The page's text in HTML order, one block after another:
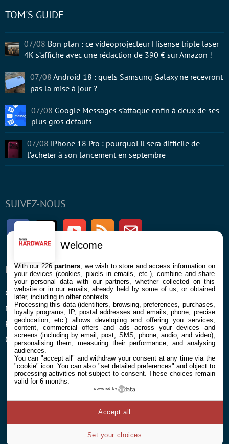
SUIVEZ-NOUS
FacebookTwitter Youtube RSS Newsletter
ENTREPRISE
Confidentialité et Cookies
Mentions légales et CGU
Préférences Cookies
Qui sommes nous
À PROPOS
Contact
TOM'S GUIDE
07/08 Bon plan : ce vidéoprojecteur Hisense triple laser
4K s’affiche avec une rédaction de 390 € sur Amazon !
07/08 Android 18 : quels Samsung Galaxy ne recevront
pas la mise à jour ?
07/08 Google Messages s’attaque enfin à deux de ses
plus gros défauts
07/08 iPhone 18 Pro : pourquoi il sera difficile de
l’acheter à son lancement en septembre
Welcome
With our 226partners , we wish to store and access information on
your devices (cookies, pixels in emails, etc.), combine and share
your personal data with our partners, whether collected on this
website or in our emails, already held by some of us, or obtained
later, including in other contexts.
Processing this data (identifiers, browsing, preferences, purchases,
loyalty programs, IP, postal addresses and emails, phone, precise
geolocation, etc.) allows developing and offering you services,
content, commercial offers and ads across your devices and
screens (including by email, post, SMS, phone, audio, and video),
personalising them, measuring their performance, and analysing
audiences.
You can "accept all" and withdraw your consent at any time via the
"cookie" icon. You can also "set detailed preferences" and object to
processing activities not subject to consent. These choices remain
valid for 6 months.
powered by
Set your choices
Accept all